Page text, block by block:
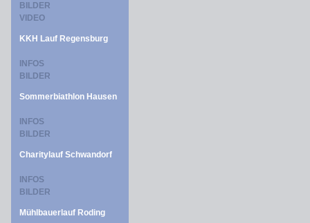
BILDER
VIDEO
KKH Lauf Regensburg
INFOS
BILDER
Sommerbiathlon Hausen
INFOS
BILDER
Charitylauf Schwandorf
INFOS
BILDER
Mühlbauerlauf Roding